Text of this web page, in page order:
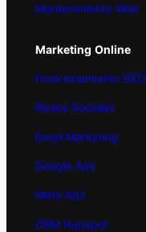
Mantenimiento Web
Marketing Online
Posicionamiento SEO
Redes Sociales
Email Marketing
Google Ads
Meta Ads
CRM Hubspot